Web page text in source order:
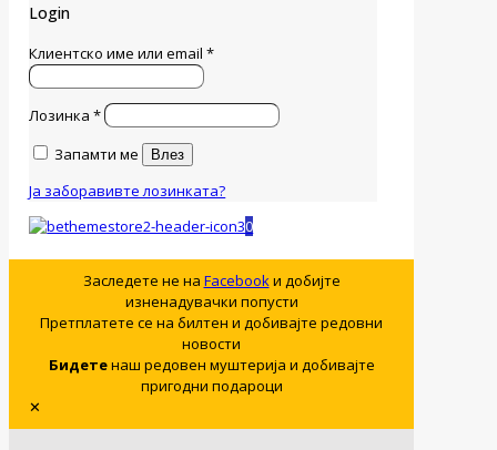
Login
Клиентско име или email*
Лозинка*
Запамти ме
Влез
Ја заборавивте лозинката?
0
Заследете не на Facebookи добијте
изненадувачки попусти
Претплатете се на билтен и добивајте редовни
новости
Бидетенаш редовен муштерија и добивајте
пригодни подароци
✕